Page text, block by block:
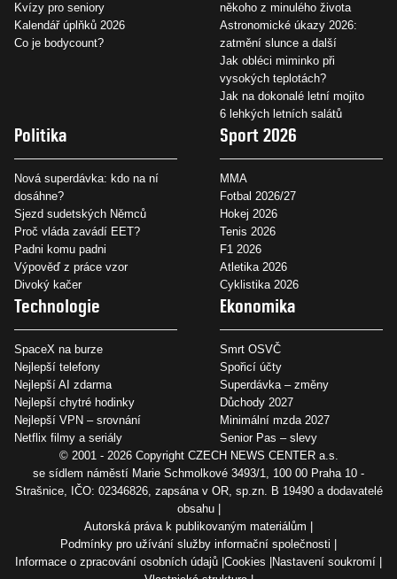
Kvízy pro seniory
Kalendář úplňků 2026
Co je bodycount?
někoho z minulého života
Astronomické úkazy 2026:
zatmění slunce a další
Jak obléci miminko při
vysokých teplotách?
Jak na dokonalé letní mojito
6 lehkých letních salátů
Politika
Nová superdávka: kdo na ní
dosáhne?
Sjezd sudetských Němců
Proč vláda zavádí EET?
Padni komu padni
Výpověď z práce vzor
Divoký kačer
Sport 2026
MMA
Fotbal 2026/27
Hokej 2026
Tenis 2026
F1 2026
Atletika 2026
Cyklistika 2026
Technologie
SpaceX na burze
Nejlepší telefony
Nejlepší AI zdarma
Nejlepší chytré hodinky
Nejlepší VPN – srovnání
Netflix filmy a seriály
Ekonomika
Smrt OSVČ
Spořicí účty
Superdávka – změny
Důchody 2027
Minimální mzda 2027
Senior Pas – slevy
© 2001 - 2026 Copyright CZECH NEWS CENTER a.s.
se sídlem náměstí Marie Schmolkové 3493/1, 100 00 Praha 10 -
Strašnice, IČO: 02346826, zapsána v OR, sp.zn. B 19490 a dodavatelé
obsahu
Autorská práva k publikovaným materiálům
Podmínky pro užívání služby informační společnosti
Informace o zpracování osobních údajů Cookies
Nastavení soukromí